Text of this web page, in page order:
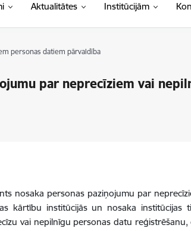
Aktualitātes Institūcijām
personas datiem pārvaldība
par neprecīziem vai
nosaka personas paziņojumu par
kārtību institūcijās un nosaka
vai nepilnīgu personas datu